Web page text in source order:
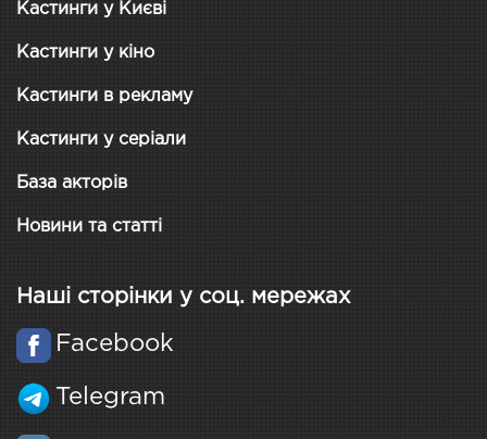
Кастинги у Києві
Кастинги у кіно
Кастинги в рекламу
Кастинги у серіали
База акторів
Новини та статті
Наші сторінки у соц. мережах
Facebook
Telegram